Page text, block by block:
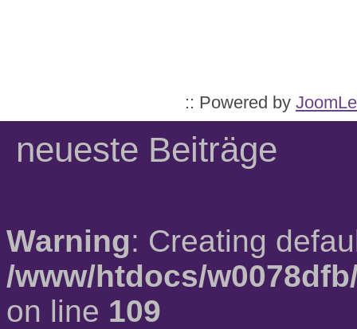
:: Powered by
neueste Beiträge
Warning: Creating
/www/htdocs/
on line 109